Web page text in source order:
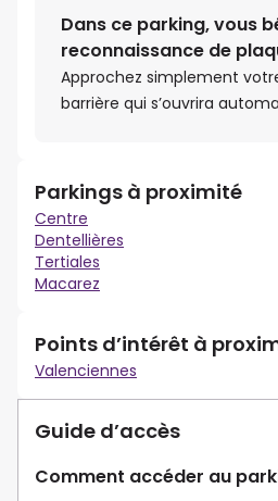
Dans ce parking, vous
reconnaissance de
Approchez simplement
barrière qui s’ouvrira
Parkings à proximité
Centre
Dentellières
Tertiales
Macarez
Points d’intérêt à
Valenciennes
Guide d’accès
Comment accéder au